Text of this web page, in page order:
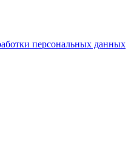
персональных данных